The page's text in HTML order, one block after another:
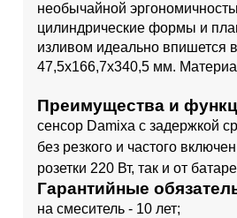
необычайной
цилиндрические формы и
изливом идеально впишется
47,5x166,7x340,5 мм.
Преимущества и
сенсор Damixa с задержкой
без резкого и частого
розетки 220 Вт, так и от
Гарантийные
на смеситель - 10 лет;